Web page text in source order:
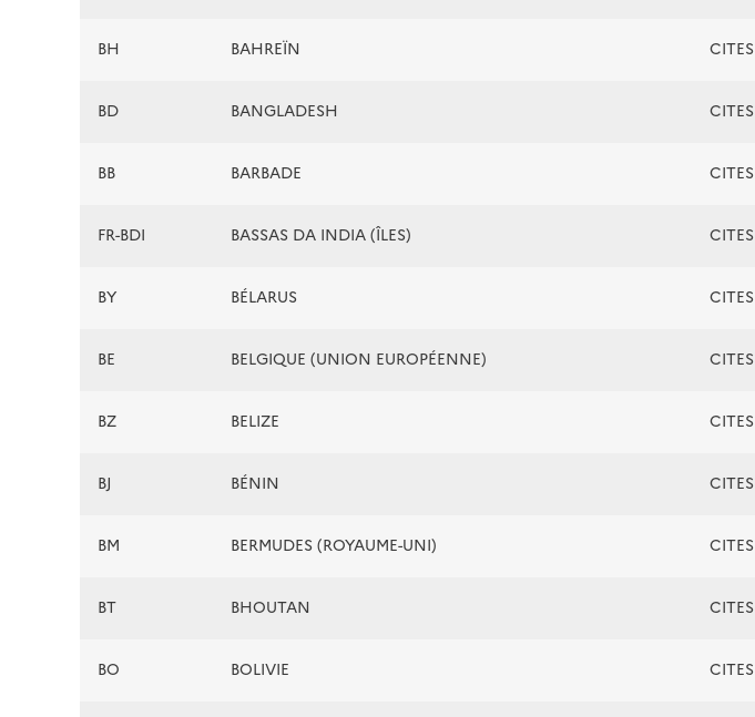
BH BAHREÏN CITES
BD BANGLADESH CITES
BB BARBADE CITES
FR-BDI BASSAS DA INDIA (ÎLES) CITES
BY BÉLARUS CITES
BE BELGIQUE (UNION EUROPÉENNE) CITES
BZ BELIZE CITES
BJ BÉNIN CITES
BM BERMUDES (ROYAUME-UNI) CITES
BT BHOUTAN CITES
BO BOLIVIE CITES